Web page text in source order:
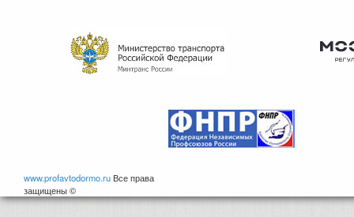
www.profavtodormo.ru Все права
защищены ©